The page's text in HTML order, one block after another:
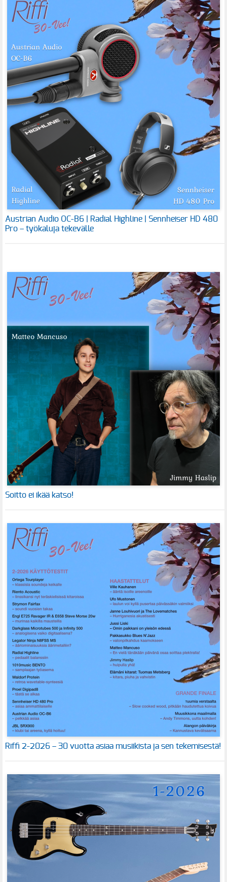
Austrian Audio OC-B6 | Radial Highline | Sennheiser HD 480
Pro – työkaluja tekevälle
Soitto ei ikää katso!
Riffi 2-2026 – 30 vuotta asiaa musiikista ja sen tekemisestä!